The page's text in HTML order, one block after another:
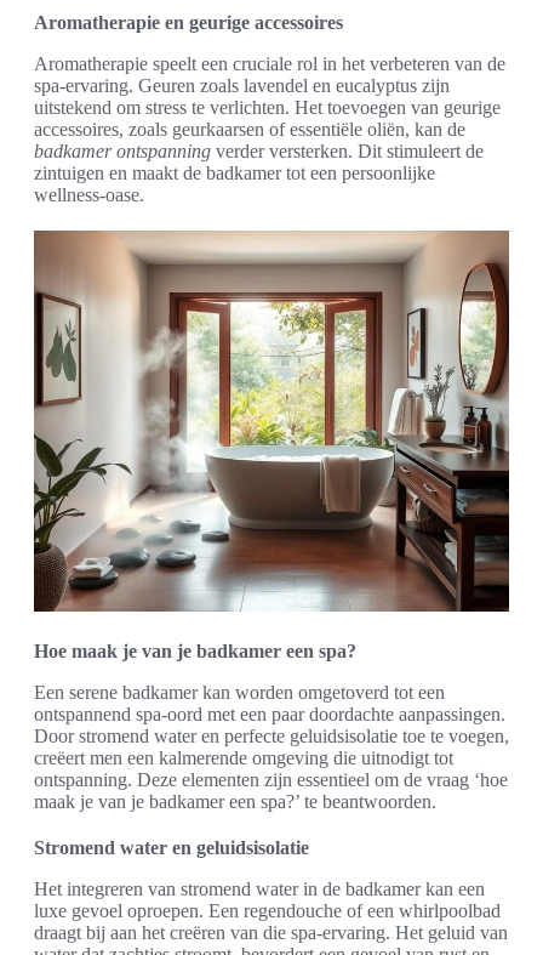
Aromatherapie en geurige accessoires
Aromatherapie speelt een cruciale rol in het verbeteren van de
spa-ervaring. Geuren zoals lavendel en eucalyptus zijn
uitstekend om stress te verlichten. Het toevoegen van geurige
accessoires, zoals geurkaarsen of essentiële oliën, kan de
badkamer ontspanning verder versterken. Dit stimuleert de
zintuigen en maakt de badkamer tot een persoonlijke
wellness-oase.
Hoe maak je van je badkamer een spa?
Een serene badkamer kan worden omgetoverd tot een
ontspannend spa-oord met een paar doordachte aanpassingen.
Door stromend water en perfecte geluidsisolatie toe te voegen,
creëert men een kalmerende omgeving die uitnodigt tot
ontspanning. Deze elementen zijn essentieel om de vraag ‘hoe
maak je van je badkamer een spa?’ te beantwoorden.
Stromend water en geluidsisolatie
Het integreren van stromend water in de badkamer kan een
luxe gevoel oproepen. Een regendouche of een whirlpoolbad
draagt bij aan het creëren van die spa-ervaring. Het geluid van